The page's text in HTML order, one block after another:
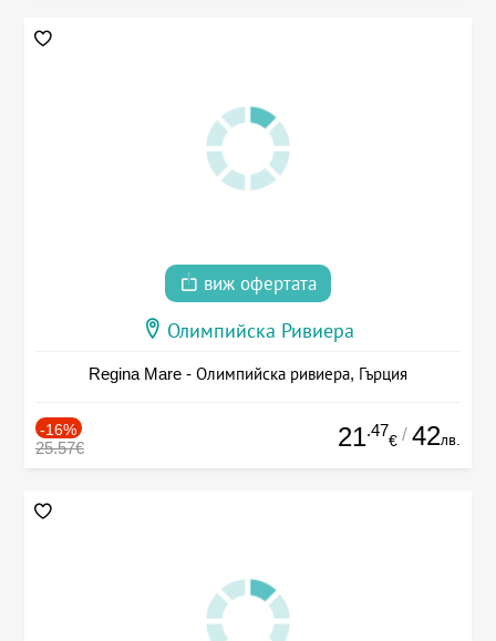
виж офертата
Олимпийска Ривиера
Regina Mare - Олимпийска ривиера, Гърция
-16%
25.57€ 21.47
€ / 42лв.